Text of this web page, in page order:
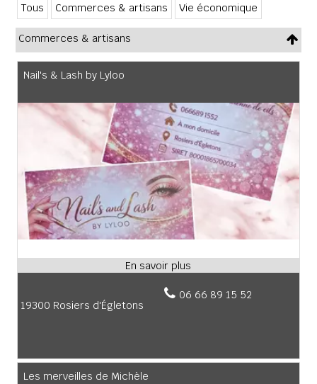
Tous Commerces & artisans Vie économique
Commerces & artisans
Nail's & Lash by Lyloo
19300 Rosiers d'Égletons
06 66 89 15 52
Les merveilles de Michèle